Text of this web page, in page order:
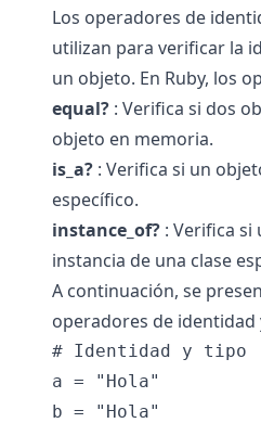
Los operadores de
utilizan para verificar la
un objeto. En Ruby, los
equal? : Verifica si dos
objeto en memoria.
is_a? : Verifica si un
específico.
instance_of? : Verifica si
instancia de una clase
A continuación, se
operadores de identidad
# Identidad y tipo
a = "Hola"
b = "Hola"